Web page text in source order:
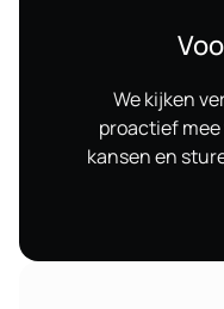
We kijken
proactief
kansen en